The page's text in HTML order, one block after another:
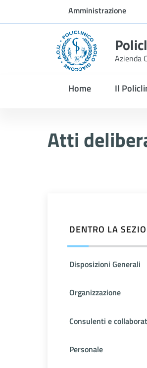
Skip to Main ContentAmministrazione
trasparente
Azienda
Home Il
Atti
DENTRO LA
Disposizioni Generali
Organizzazione
Consulenti e
Personale